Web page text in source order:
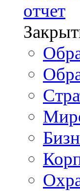
отчет